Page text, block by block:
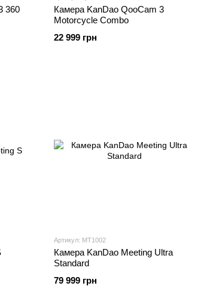
360
Камера KanDao QooCam 3
Motorcycle Combo
22 999 грн
Артикул: MT1002
Камера KanDao Meeting Ultra
Standard
79 999 грн